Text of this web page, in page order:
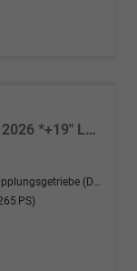
VZ 2.0 TSI 265PS/195kW 4x4 DSG7 2026 *+19" LM-Felgen +KESSY +Soundaktor*
Doppelkupplungsgetriebe (DSG)
PS)